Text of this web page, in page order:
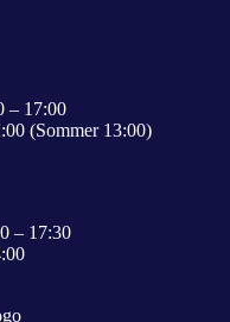
– 17:00
(Sommer 13:00)
– 17:30